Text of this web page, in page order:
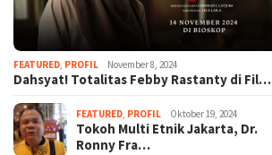
FEATURED, PROFIL November 8, 2024
Dahsyat! Totalitas Febby Rastanty di Fil…
FEATURED, PROFIL Oktober 19, 2024
Tokoh Multi Etnik Jakarta, Dr.
Ronny Fra…